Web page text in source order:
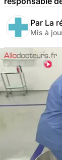
Par La
Mis à